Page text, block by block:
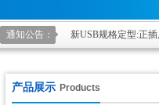
通知公告：
新USB规格定型:正插
USB2.0&3.0认证测
产品展示 Products